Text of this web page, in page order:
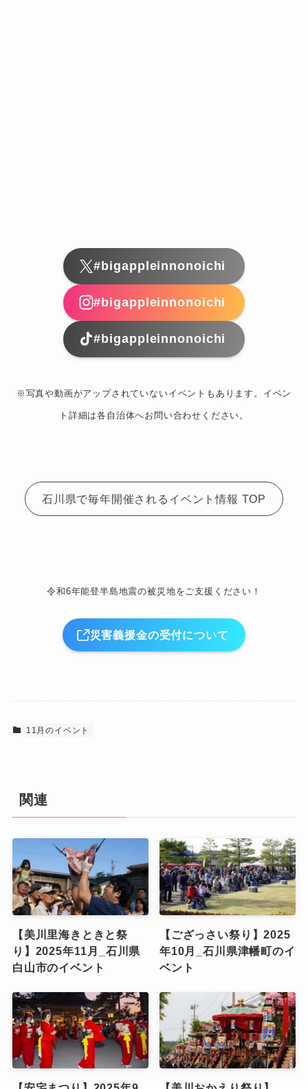
#bigappleinnonoichi
#bigappleinnonoichi
#bigappleinnonoichi
※写真や動画がアップされていないイベントもあります。イベン
ト詳細は各自治体へお問い合わせください。
石川県で毎年開催されるイベント情報 TOP
令和6年能登半島地震の被災地をご支援ください！
災害義援金の受付について
11月のイベント
関連
【美川里海きときと祭
り】2025年11月_石川県
白山市のイベント
【ござっさい祭り】2025
年10月_石川県津幡町のイ
ベント